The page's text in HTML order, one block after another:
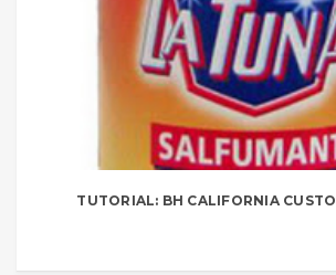
TUTORIAL: BH CALIFORNIA